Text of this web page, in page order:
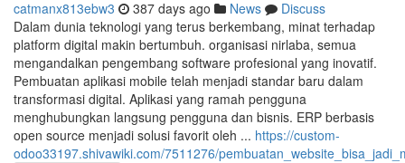
catmanx813ebw3 387 days ago News
Discuss
Dalam dunia teknologi yang terus berkembang, minat terhadap
platform digital makin bertumbuh. organisasi nirlaba, semua
mengandalkan pengembang software profesional yang inovatif.
Pembuatan aplikasi mobile telah menjadi standar baru dalam
transformasi digital. Aplikasi yang ramah pengguna
menghubungkan langsung pengguna dan bisnis. ERP berbasis
open source menjadi solusi favorit oleh ... https://custom-
odoo33197.shivawiki.com/7511276/